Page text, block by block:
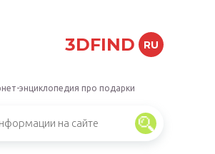
3DFIND RU
энциклопедия про подарки